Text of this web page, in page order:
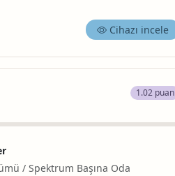
Cihazı incele
1.02 puan
/ Spektrum Başına Oda